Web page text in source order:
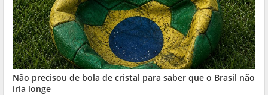
Não precisou de bola de cristal para saber que o Brasil não
iria longe